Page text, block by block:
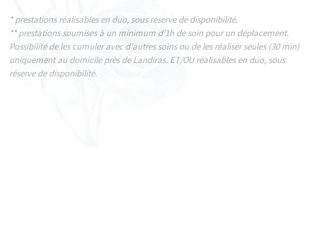
* prestations réalisables en duo, sous réserve de disponibilité.
** prestations soumises à un minimum d’1h de soin pour un déplacement.
Possibilité de les cumuler avec d’autres soins ou de les réaliser seules (30 min)
uniquement au domicile près de Landiras. ET/OU réalisables en duo, sous
réserve de disponibilité.